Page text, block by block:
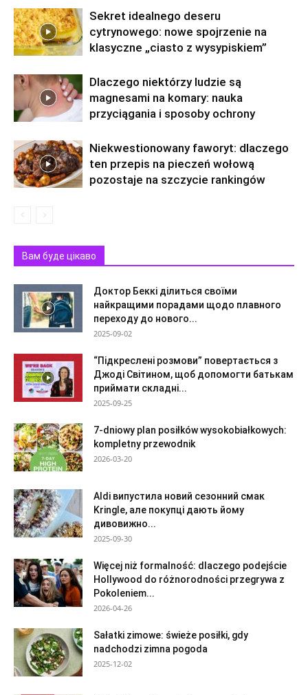
Sekret idealnego deseru
cytrynowego: nowe spojrzenie na
klasyczne „ciasto z wysypiskiem”
Dlaczego niektórzy ludzie są
magnesami na komary: nauka
przyciągania i sposoby ochrony
Niekwestionowany faworyt: dlaczego
ten przepis na pieczeń wołową
pozostaje na szczycie rankingów
Вам буде цікаво
Доктор Беккі ділиться своїми
найкращими порадами щодо плавного
переходу до нового...
2025-09-02
“Підкреслені розмови” повертається з
Джоді Світином, щоб допомогти батькам
приймати складні...
2025-09-25
7-dniowy plan posiłków wysokobiałkowych:
kompletny przewodnik
2026-03-20
Aldi випустила новий сезонний смак
Kringle, але покупці дають йому
дивовижно...
2025-09-30
Więcej niż formalność: dlaczego podejście
Hollywood do różnorodności przegrywa z
Pokoleniem...
2026-04-26
Sałatki zimowe: świeże posiłki, gdy
nadchodzi zimna pogoda
2025-12-02